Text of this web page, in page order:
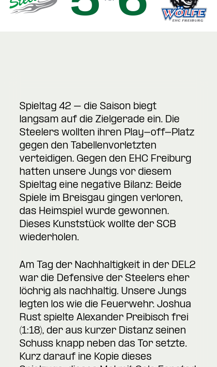
Spieltag 42 – die Saison biegt
langsam auf die Zielgerade ein. Die
Steelers wollten ihren Play-off-Platz
gegen den Tabellenvorletzten
verteidigen. Gegen den EHC Freiburg
hatten unsere Jungs vor diesem
Spieltag eine negative Bilanz: Beide
Spiele im Breisgau gingen verloren,
das Heimspiel wurde gewonnen.
Dieses Kunststück wollte der SCB
wiederholen.
Am Tag der Nachhaltigkeit in der DEL2
war die Defensive der Steelers eher
löchrig als nachhaltig. Unsere Jungs
legten los wie die Feuerwehr. Joshua
Rust spielte Alexander Preibisch frei
(1:18), der aus kurzer Distanz seinen
Schuss knapp neben das Tor setzte.
Kurz darauf ine Kopie dieses